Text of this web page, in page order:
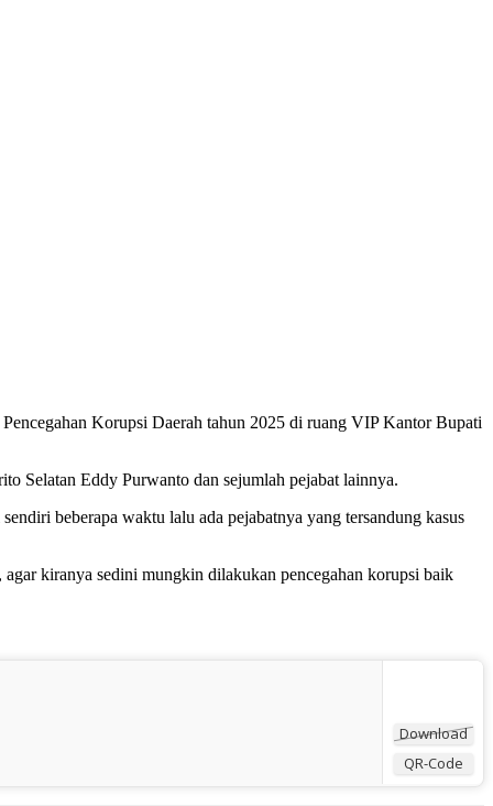
Korupsi Daerah tahun 2025 di ruang VIP Kantor Bupati
Selatan Eddy Purwanto dan sejumlah pejabat lainnya.
beberapa waktu lalu ada pejabatnya yang tersandung kasus
kiranya sedini mungkin dilakukan pencegahan korupsi baik
Download
QR-Code